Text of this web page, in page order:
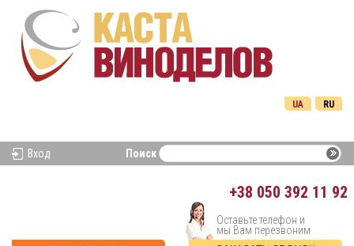
RU
UA
Вход Поиск
+38 050 392 11 92
Оставьте телефон и
мы Вам перезвоним